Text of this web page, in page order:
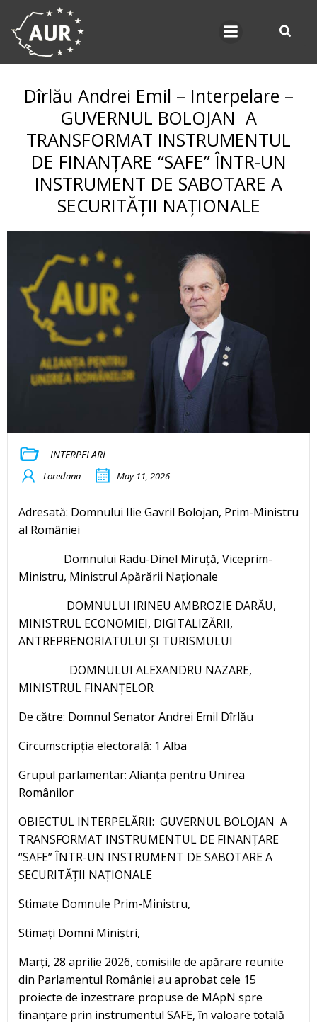
Dîrlău Andrei Emil – Interpelare –
GUVERNUL BOLOJAN A
TRANSFORMAT INSTRUMENTUL
DE FINANȚARE “SAFE” ÎNTR-UN
INSTRUMENT DE SABOTARE A
SECURITĂȚII NAȚIONALE
INTERPELARI
Loredana - May 11, 2026
Adresată: Domnului Ilie Gavril Bolojan, Prim-Ministru
al României
Domnului Radu-Dinel Miruță, Viceprim-
Ministru, Ministrul Apărării Naționale
DOMNULUI IRINEU AMBROZIE DARĂU,
MINISTRUL ECONOMIEI, DIGITALIZĂRII,
ANTREPRENORIATULUI ȘI TURISMULUI
DOMNULUI ALEXANDRU NAZARE,
MINISTRUL FINANȚELOR
De către: Domnul Senator Andrei Emil Dîrlău
Circumscripția electorală: 1 Alba
Grupul parlamentar: Alianța pentru Unirea
Românilor
OBIECTUL INTERPELĂRII: GUVERNUL BOLOJAN A
TRANSFORMAT INSTRUMENTUL DE FINANȚARE
“SAFE” ÎNTR-UN INSTRUMENT DE SABOTARE A
SECURITĂȚII NAȚIONALE
Stimate Domnule Prim-Ministru,
Stimați Domni Miniștri,
Marți, 28 aprilie 2026, comisiile de apărare reunite
din Parlamentul României au aprobat cele 15
proiecte de înzestrare propuse de MApN spre
finanțare prin instrumentul SAFE, în valoare totală